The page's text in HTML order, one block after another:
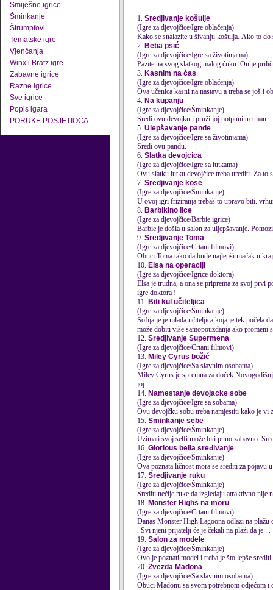
Smiješne igrice
Šminkanje
Štrumpfovi
Tematske igre
Vjenčanja
Winx i Bratz igre
Zabavne igrice
Razne igrice
Sve igrice
Popis igara
PORUKE POSJETIOCA
1. Sredjivanje košulje
(Igre za djevojčice/Igre oblačenja)
Kako se snalazite u šivanju košulja. Ako to
2. Beba psić
(Igre za djevojčice/Igre sa životinjama)
Pazite na svog slatkog malog ćuku. On je
3. Kasnim na čas
(Igre za djevojčice/Igre oblačenja)
Ova učenica kasni na nastavu a treba se još i
4. Na kupanju
(Igre za djevojčice/Šminkanje)
Sredi ovu devojku i pruži joj potpuni tretman.
5. Ulepšavanje pande
(Igre za djevojčice/Igre sa životinjama)
Sredi ovu pandu.
6. Slatka devojcica
(Igre za djevojčice/Igre sa lutkama)
Ovu slatku lutku devojčice treba urediti. Za to
7. Sredjivanje kose
(Igre za djevojčice/Šminkanje)
U ovoj igri friziranja trebaš to upravo biti.
8. Barbikino lice
(Igre za djevojčice/Barbie igrice)
Barbie je došla u salon za uljepšavanje.
9. Sredjivanje Toma
(Igre za djevojčice/Crtani filmovi)
Obuci Toma tako da bude najlepši mačak u
10. Elsa na operaciji
(Igre za djevojčice/Igrice doktora)
Elsa je trudna, a ona se priprema za svoj prvi
igre doktora !
11. Biti kul učiteljica
(Igre za djevojčice/Šminkanje)
Sofija je je mlada učiteljica koja je tek počela da radi u osnovnoj školi. Ona želi da impresionira svoje
može dobiti više samopouzdanja ako promeni
12. Sredjivanje Supermena
(Igre za djevojčice/Crtani filmovi)
13. Miley Cyrus božić
(Igre za djevojčice/Sa slavnim osobama)
Miley Cyrus je spremna za doček
joj.
14. Namestanje devojacke sobe
(Igre za djevojčice/Igre sa sobama)
Ovu devojčku sobu treba namjestiti kako je vi
15. Sminkanje sebe
(Igre za djevojčice/Šminkanje)
Uzimati svoj selfi može biti puno zabavno.
16. Glorious bella sređivanje
(Igre za djevojčice/Šminkanje)
Ova poznata ličnost mora se srediti za
17. Sredjivanje ruku
(Igre za djevojčice/Šminkanje)
Srediti nečije ruke da izgledaju atraktivno nije
18. Monster Highs na moru
(Igre za djevojčice/Crtani filmovi)
Danas Monster High Lagoona odlazi na plažu
. Svi njeni prijatelji će je čekali na plaži da je ...
19. Salon za modele
(Igre za djevojčice/Šminkanje)
Ovo je poznati model i treba je što lepše srediti.
20. Zvezda Madona
(Igre za djevojčice/Sa slavnim osobama)
Obuci Madonu sa svom potrebnom odjećom i